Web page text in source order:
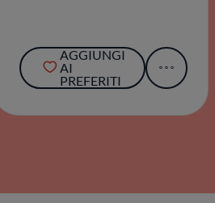
AGGIUNGI
AI
PREFERITI